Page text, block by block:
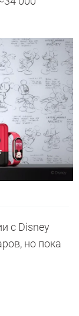
с Disney
но пока